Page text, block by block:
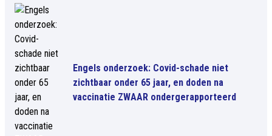
Engels onderzoek: Covid-schade niet
zichtbaar onder 65 jaar, en doden na
vaccinatie ZWAAR ondergerapporteerd